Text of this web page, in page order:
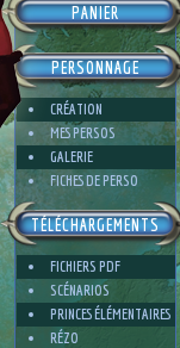
PANIER
PERSONNAGE
CRÉATION
MES PERSOS
GALERIE
FICHES DE PERSO
TÉLÉCHARGEMENTS
FICHIERS PDF
SCÉNARIOS
PRINCES ÉLÉMENTAIRES
RÉZO